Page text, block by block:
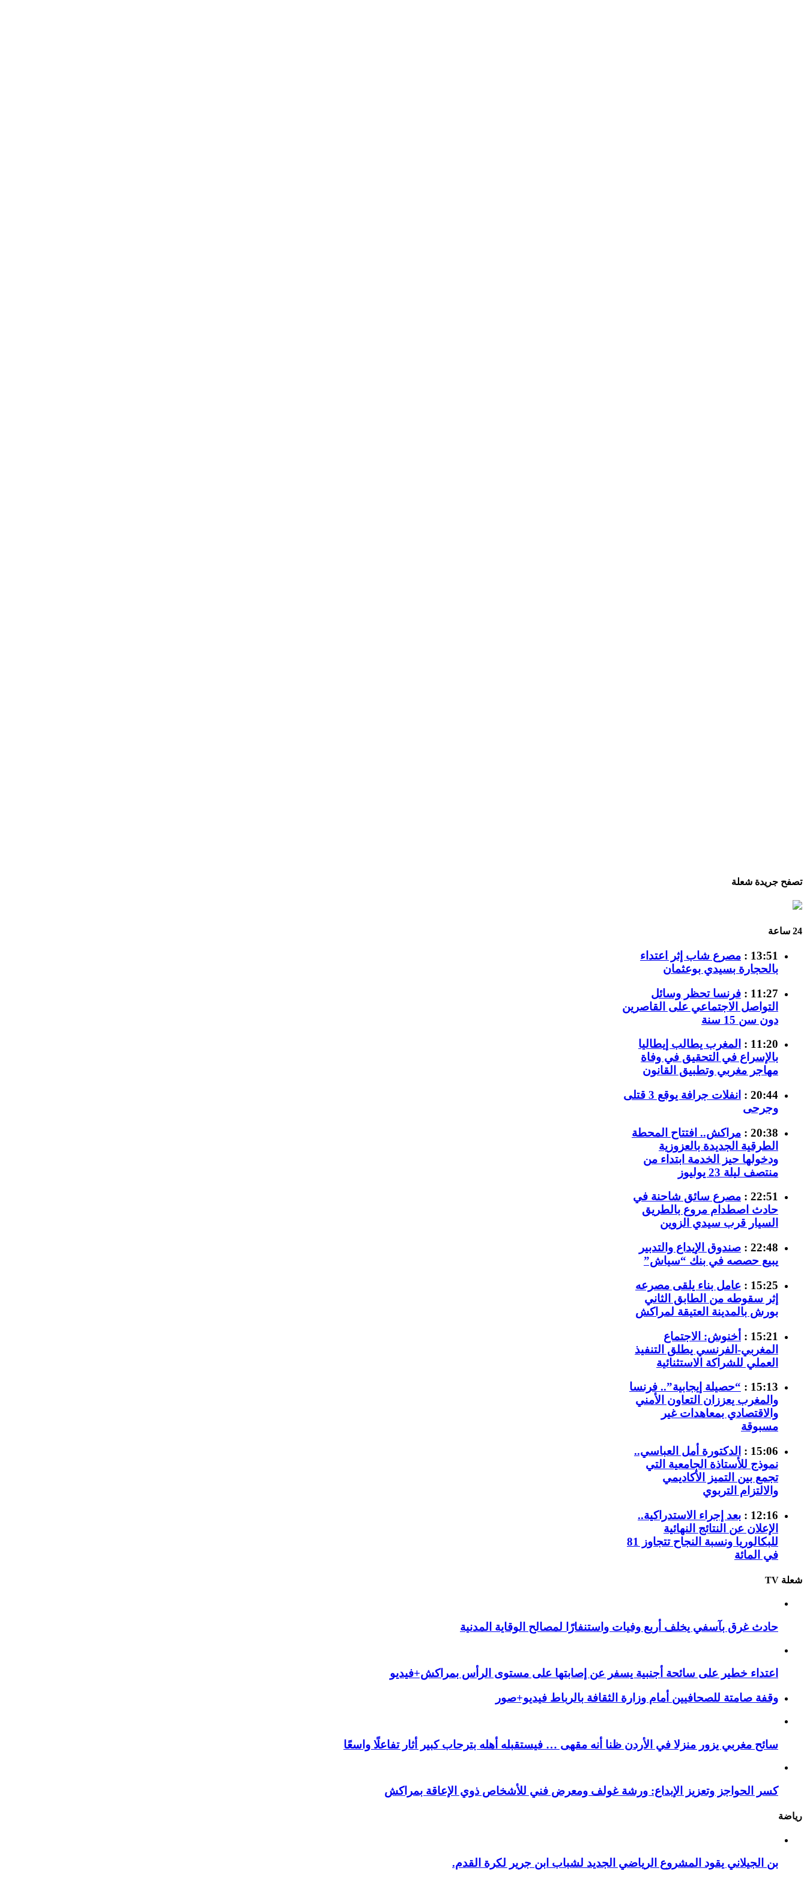
تصفح جريدة شعلة
24 ساعة
13:51 :
مصرع شاب إثر اعتداء
بالحجارة بسيدي بوعثمان
11:27 :
فرنسا تحظر وسائل
التواصل الاجتماعي على القاصرين
دون سن 15 سنة
11:20 :
المغرب يطالب إيطاليا
بالإسراع في التحقيق في وفاة
مهاجر مغربي وتطبيق القانون
20:44 :
انفلات جرافة يوقع 3 قتلى
وجرحى
20:38 :
مراكش.. افتتاح المحطة
الطرقية الجديدة بالعزوزية
ودخولها حيز الخدمة ابتداء من
منتصف ليلة 23 يوليوز
22:51 :
مصرع سائق شاحنة في
حادث اصطدام مروع بالطريق
السيار قرب سيدي الزوين
22:48 :
صندوق الإيداع والتدبير
يبيع حصصه في بنك “سياش”
15:25 :
عامل بناء يلقى مصرعه
إثر سقوطه من الطابق الثاني
بورش بالمدينة العتيقة لمراكش
15:21 :
أخنوش: الاجتماع
المغربي-الفرنسي يطلق التنفيذ
العملي للشراكة الاستثنائية
15:13 :
“حصيلة إيجابية”.. فرنسا
والمغرب يعززان التعاون الأمني
والاقتصادي بمعاهدات غير
مسبوقة
15:06 :
الدكتورة أمل العباسي..
نموذج للأستاذة الجامعية التي
تجمع بين التميز الأكاديمي
والالتزام التربوي
12:16 :
بعد إجراء الاستدراكية..
الإعلان عن النتائج النهائية
للبكالوريا ونسبة النجاح تتجاوز 81
في المائة
شعلة TV
حادث غرق بآسفي يخلف أربع وفيات واستنفارًا لمصالح الوقاية المدنية
اعتداء خطير على سائحة أجنبية يسفر عن إصابتها على مستوى الرأس بمراكش+فيديو
وقفة صامتة للصحافيين أمام وزارة الثقافة بالرباط فيديو+صور
سائح مغربي يزور منزلا في الأردن ظنا أنه مقهى … فيستقبله أهله بترحاب كبير أثار تفاعلًا واسعًا
كسر الحواجز وتعزيز الإبداع: ورشة غولف ومعرض فني للأشخاص ذوي الإعاقة بمراكش
رياضة
بن الجيلاني يقود المشروع الرياضي الجديد لشباب ابن جرير لكرة القدم.